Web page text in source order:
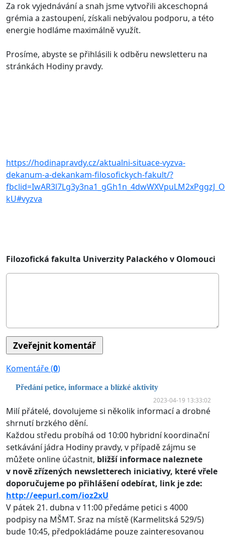
Za rok vyjednávání a snah jsme vytvořili akceschopná
grémia a zastoupení, získali nebývalou podporu, a této
energie hodláme maximálně využít.
Prosíme, abyste se přihlásili k odběru newsletteru na
stránkách Hodiny pravdy.
https://hodinapravdy.cz/aktualni-situace-vyzva-
dekanum-a-dekankam-filosofickych-fakult/?
kU#vyzva
Filozofická fakulta Univerzity Palackého v Olomouci
Komentáře (0)
Předání petice, informace a blízké aktivity
2023-04-19 13:33:02
Milí přátelé, dovolujeme si několik informací a drobné
shrnutí brzkého dění.
Každou středu probíhá od 10:00 hybridní koordinační
setkávání jádra Hodiny pravdy, v případě zájmu se
můžete online účastnit, bližší informace naleznete
v nově zřízených newsletterech iniciativy, které vřele
doporučujeme po přihlášení odebírat, link je zde:
http://eepurl.com/ioz2xU
V pátek 21. dubna v 11:00 předáme petici s 4000
podpisy na MŠMT. Sraz na místě (Karmelitská 529/5)
bude 10:45, předpokládáme pouze zainteresovanou